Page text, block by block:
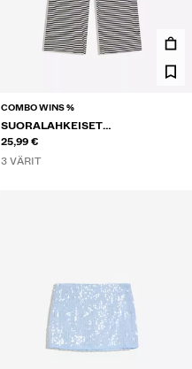
COMBO WINS %
SUORALAHKEISET
RAITAHOUSUT PRINTTIKUOSILLA
25,99 €
3 VÄRIT